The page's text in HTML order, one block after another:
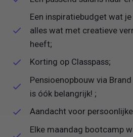
Een inspiratiebudget wat
alles wat met creatieve
heeft;
Korting op Classpass;
Pensioenopbouw via
is óók belangrijk! ;
Aandacht voor
Elke maandag bootcamp